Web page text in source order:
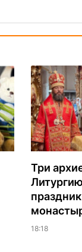
Три
18:18